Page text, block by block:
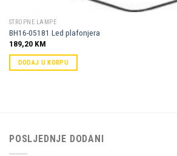
STROPNE LAMPE
BH16-05181 Led plafonjera
189,20 KM
DODAJ U KORPU
POSLJEDNJE DODANI